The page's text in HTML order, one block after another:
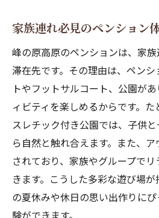
家族連れ必見のペンション
峰の原高原のペンションは、家
滞在先です。その理由は、ペン
トやフットサルコート、公園が
ィビティを楽しめるからです。
スレチック付き公園では、子供
ら自然と触れ合えます。また、
されており、家族やグループで
きます。こうした多彩な遊び場
の夏休みや休日の思い出作りに
験ができます。